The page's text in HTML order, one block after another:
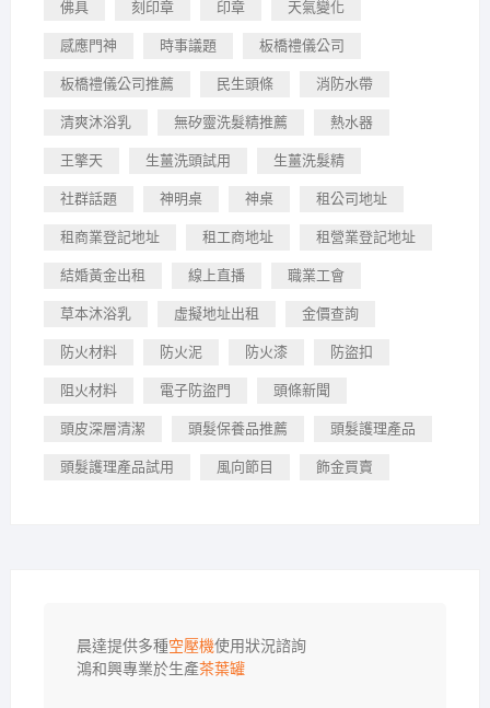
佛具 刻印章 印章 天氣變化
感應門神 時事議題 板橋禮儀公司
板橋禮儀公司推薦 民生頭條 消防水帶
清爽沐浴乳 無矽靈洗髮精推薦 熱水器
王擎天 生薑洗頭試用 生薑洗髮精
社群話題 神明桌 神桌 租公司地址
租商業登記地址 租工商地址 租營業登記地址
結婚黃金出租 線上直播 職業工會
草本沐浴乳 虛擬地址出租 金價查詢
防火材料 防火泥 防火漆 防盜扣
阻火材料 電子防盜門 頭條新聞
頭皮深層清潔 頭髮保養品推薦 頭髮護理產品
頭髮護理產品試用 風向節目 飾金買賣
晨達提供多種空壓機使用狀況諮詢
鴻和興專業於生產茶葉罐